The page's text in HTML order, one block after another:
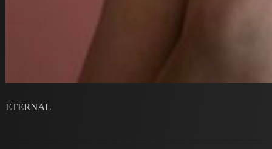
ETERNAL